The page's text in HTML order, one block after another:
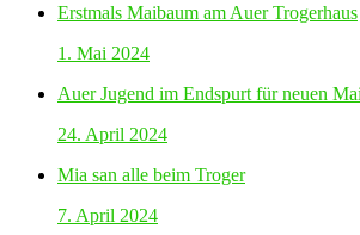
Erstmals Maibaum am Auer Trogerhaus
1. Mai 2024
Auer Jugend im Endspurt für neuen
24. April 2024
Mia san alle beim Troger
7. April 2024